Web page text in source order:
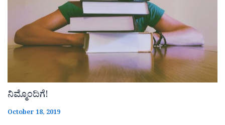
ನಿಮ್ಮೊಂದಿಗೆ!
October 18, 2019